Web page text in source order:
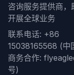
咨询服务提供商，
开展全球业务
联系电话: +86
15038165568 (中
商务合作:
号)